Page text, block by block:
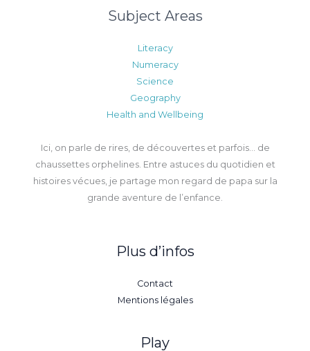
Subject Areas
Literacy
Numeracy
Science
Geography
Health and Wellbeing
Ici, on parle de rires, de découvertes et parfois… de
chaussettes orphelines. Entre astuces du quotidien et
histoires vécues, je partage mon regard de papa sur la
grande aventure de l’enfance.
Plus d’infos
Contact
Mentions légales
Play